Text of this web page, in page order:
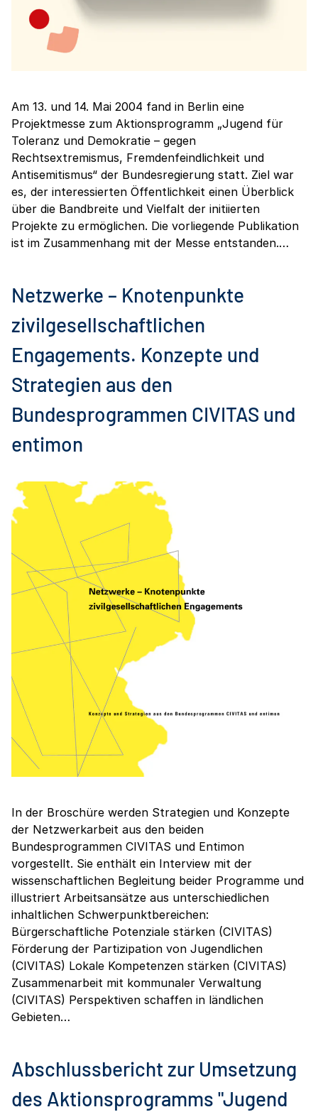
Am 13. und 14. Mai 2004 fand in Berlin eine
Projektmesse zum Aktionsprogramm „Jugend für
Toleranz und Demokratie – gegen
Rechtsextremismus, Fremdenfeindlichkeit und
Antisemitismus“ der Bundesregierung statt. Ziel war
es, der interessierten Öffentlichkeit einen Überblick
über die Bandbreite und Vielfalt der initiierten
Projekte zu ermöglichen. Die vorliegende Publikation
ist im Zusammenhang mit der Messe entstanden.…
Netzwerke – Knotenpunkte
zivilgesellschaftlichen
Engagements. Konzepte und
Strategien aus den
Bundesprogrammen CIVITAS und
entimon
In der Broschüre werden Strategien und Konzepte
der Netzwerkarbeit aus den beiden
Bundesprogrammen CIVITAS und Entimon
vorgestellt. Sie enthält ein Interview mit der
wissenschaftlichen Begleitung beider Programme und
illustriert Arbeitsansätze aus unterschiedlichen
inhaltlichen Schwerpunktbereichen:
Bürgerschaftliche Potenziale stärken (CIVITAS)
Förderung der Partizipation von Jugendlichen
(CIVITAS) Lokale Kompetenzen stärken (CIVITAS)
Zusammenarbeit mit kommunaler Verwaltung
(CIVITAS) Perspektiven schaffen in ländlichen
Gebieten…
Abschlussbericht zur Umsetzung
des Aktionsprogramms "Jugend